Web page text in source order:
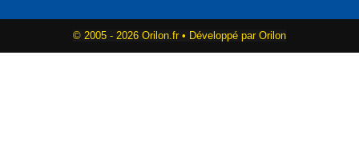
© 2005 - 2026 Orilon.fr • Développé par Orilon